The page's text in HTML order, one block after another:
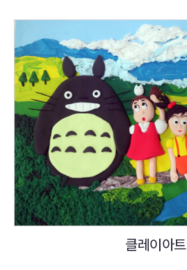
클레이아트